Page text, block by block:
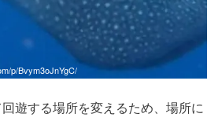
p/Bvym3oJnYgC/
遊する場所を変えるため、場所に